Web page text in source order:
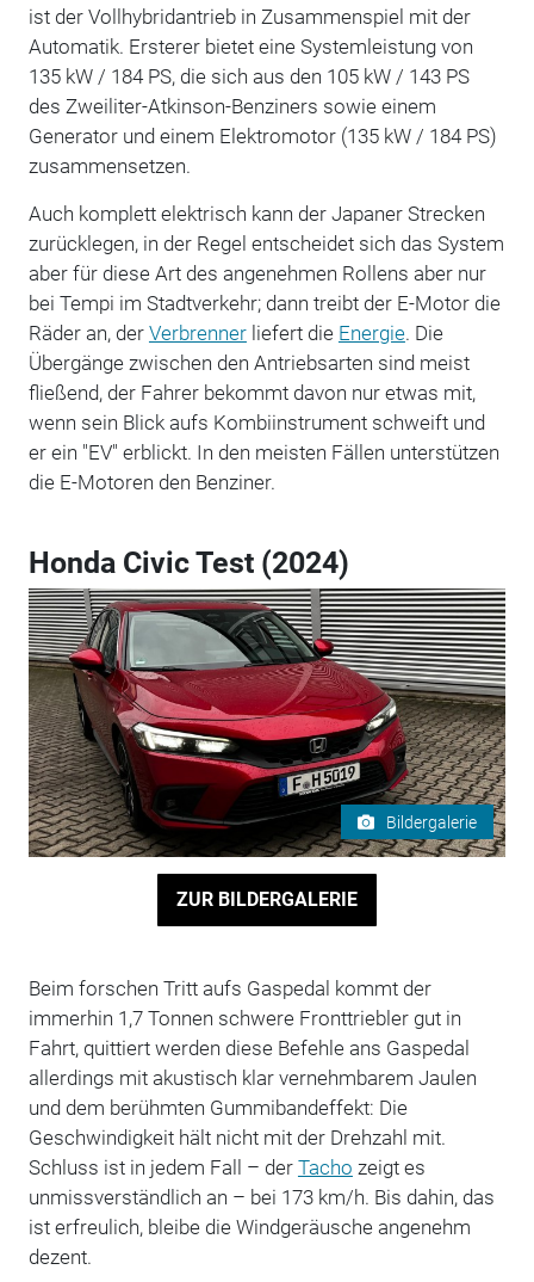
ist der Vollhybridantrieb in Zusammenspiel mit der
Automatik. Ersterer bietet eine Systemleistung von
135 kW / 184 PS, die sich aus den 105 kW / 143 PS
des Zweiliter-Atkinson-Benziners sowie einem
Generator und einem Elektromotor (135 kW / 184 PS)
zusammensetzen.
Auch komplett elektrisch kann der Japaner Strecken
zurücklegen, in der Regel entscheidet sich das System
aber für diese Art des angenehmen Rollens aber nur
bei Tempi im Stadtverkehr; dann treibt der E-Motor die
Räder an, der Verbrennerliefert die Energie. Die
Übergänge zwischen den Antriebsarten sind meist
fließend, der Fahrer bekommt davon nur etwas mit,
wenn sein Blick aufs Kombiinstrument schweift und
er ein "EV" erblickt. In den meisten Fällen unterstützen
die E-Motoren den Benziner.
Honda Civic Test (2024)
Bildergalerie
ZUR BILDERGALERIE
Beim forschen Tritt aufs Gaspedal kommt der
immerhin 1,7 Tonnen schwere Fronttriebler gut in
Fahrt, quittiert werden diese Befehle ans Gaspedal
allerdings mit akustisch klar vernehmbarem Jaulen
und dem berühmten Gummibandeffekt: Die
Geschwindigkeit hält nicht mit der Drehzahl mit.
Schluss ist in jedem Fall – der Tacho zeigt es
unmissverständlich an – bei 173 km/h. Bis dahin, das
ist erfreulich, bleibe die Windgeräusche angenehm
dezent.